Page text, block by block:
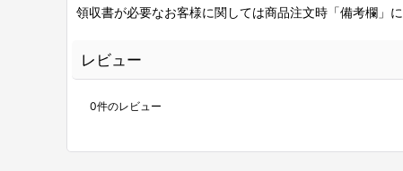
領収書が必要なお客様に関しては商品注文時「備考欄」
レビュー
0件のレビュー